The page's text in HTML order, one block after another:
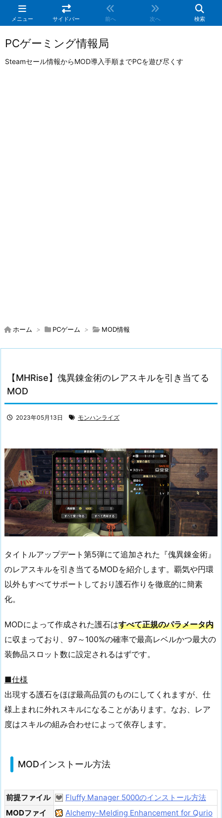
メニュー サイドバー 前へ 次へ 検索
PCゲーミング情報局
Steamセール情報からMOD導入手順までPCを遊び尽くす
ホーム > PCゲーム > MOD情報
【MHRise】傀異錬金術のレアスキルを引き当てる
MOD
2023年05月13日 モンハンライズ
タイトルアップデート第5弾にて追加された『傀異錬金術』
のレアスキルを引き当てるMODを紹介します。覇気や円環
以外もすべてサポートしており護石作りを徹底的に簡素
化。
MODによって作成された護石はすべて正規のパラメータ内
に収まっており、97～100%の確率で最高レベルかつ最大の
装飾品スロット数に設定されるはずです。
■仕様
出現する護石をほぼ最高品質のものにしてくれますが、仕
様上まれに外れスキルになることがあります。なお、レア
度はスキルの組み合わせによって依存します。
MODインストール方法
前提ファイル
Fluffy Manager 5000のインストール方法
MODファイ
Alchemy-Melding Enhancement for Qurio